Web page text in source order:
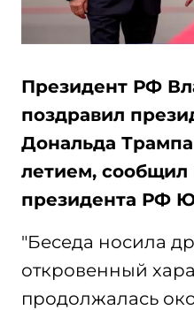
Президент РФ
поздравил
Дональда
летием,
президента РФ
"Беседа носила
откровенный
продолжалась